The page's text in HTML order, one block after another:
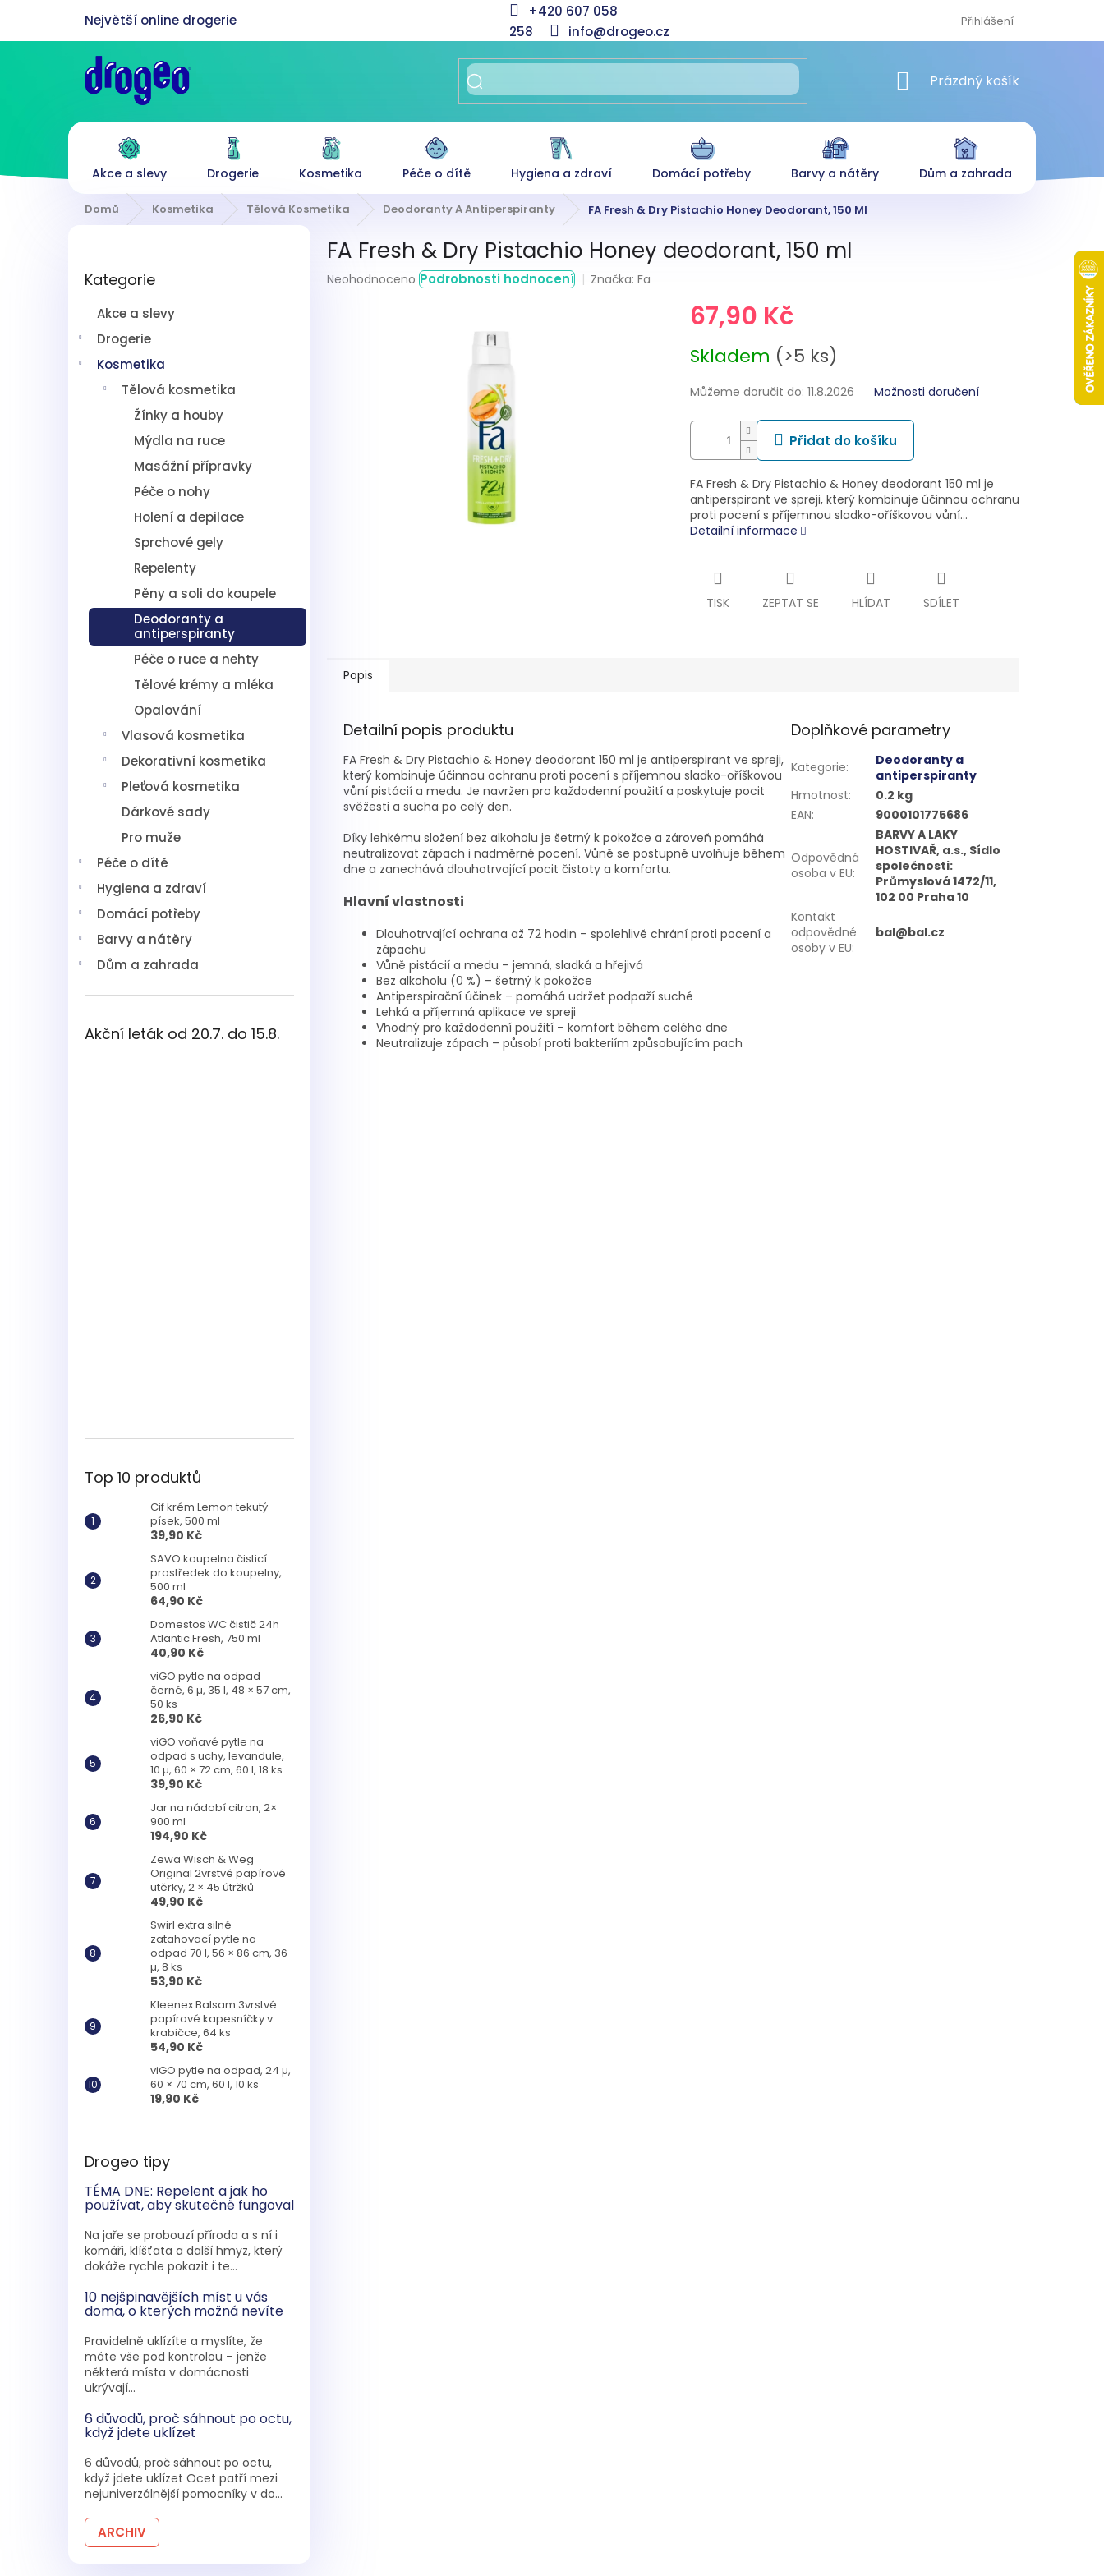
obsah
+420 607 058
258
info@drogeo.cz
Přihlášení
NÁKUPNÍ KOŠÍK
Prázdný košík
Akce a slevy Drogerie Kosmetika Péče o dítě Hygiena a zdraví Domácí potřeby Barvy a nátěry Dům a zahrada
Domů Kosmetika Tělová Kosmetika Deodoranty A Antiperspiranty FA Fresh & Dry Pistachio Honey Deodorant, 150 Ml
kategorie
Kategorie
Akce a slevy
Drogerie
Kosmetika
Tělová kosmetika
Žínky a houby
Mýdla na ruce
Masážní přípravky
Péče o nohy
Holení a depilace
Sprchové gely
Repelenty
Pěny a soli do koupele
Deodoranty a
antiperspiranty
Péče o ruce a nehty
Tělové krémy a mléka
Opalování
Vlasová kosmetika
Dekorativní kosmetika
Pleťová kosmetika
Dárkové sady
Pro muže
Péče o dítě
Hygiena a zdraví
Domácí potřeby
Barvy a nátěry
Dům a zahrada
Akční leták od 20.7. do 15.8.
Top 10 produktů
Cif krém Lemon tekutý
písek, 500 ml
39,90 Kč
SAVO koupelna čisticí
prostředek do koupelny,
500 ml
64,90 Kč
Domestos WC čistič 24h
Atlantic Fresh, 750 ml
40,90 Kč
viGO pytle na odpad
černé, 6 µ, 35 l, 48 × 57 cm,
50 ks
26,90 Kč
viGO voňavé pytle na
odpad s uchy, levandule,
10 µ, 60 × 72 cm, 60 l, 18 ks
39,90 Kč
Jar na nádobí citron, 2×
900 ml
194,90 Kč
Zewa Wisch & Weg
Original 2vrstvé papírové
utěrky, 2 × 45 útržků
49,90 Kč
Swirl extra silné
zatahovací pytle na
odpad 70 l, 56 × 86 cm, 36
µ, 8 ks
53,90 Kč
Kleenex Balsam 3vrstvé
papírové kapesníčky v
krabičce, 64 ks
54,90 Kč
viGO pytle na odpad, 24 µ,
60 × 70 cm, 60 l, 10 ks
19,90 Kč
Drogeo tipy
TÉMA DNE: Repelent a jak ho
používat, aby skutečně fungoval
Na jaře se probouzí příroda a s ní i
komáři, klíšťata a další hmyz, který
dokáže rychle pokazit i te...
10 nejšpinavějších míst u vás
doma, o kterých možná nevíte
Pravidelně uklízíte a myslíte, že
máte vše pod kontrolou – jenže
některá místa v domácnosti
ukrývají...
6 důvodů, proč sáhnout po octu,
když jdete uklízet
6 důvodů, proč sáhnout po octu,
když jdete uklízet Ocet patří mezi
nejuniverzálnější pomocníky v do...
ARCHIV
FA Fresh & Dry Pistachio Honey deodorant, 150 ml
Průměrné
Neohodnoceno Podrobnosti hodnocení Značka:Fa
67,90 Kč
cena:
Skladem (>5 ks)
Můžeme doručit do: 11.8.2026 Možnosti doručení
Přidat do košíku
FA Fresh & Dry Pistachio & Honey deodorant 150 ml je
antiperspirant ve spreji, který kombinuje účinnou ochranu
proti pocení s příjemnou sladko-oříškovou vůní…
Detailní informace
TISK ZEPTAT SE HLÍDAT SDÍLET
Popis
Detailní popis produktu
FA Fresh & Dry Pistachio & Honey deodorant 150 ml je antiperspirant ve spreji,
který kombinuje účinnou ochranu proti pocení s příjemnou sladko-oříškovou
vůní pistácií a medu. Je navržen pro každodenní použití a poskytuje pocit
svěžesti a sucha po celý den.
Díky lehkému složení bez alkoholu je šetrný k pokožce a zároveň pomáhá
neutralizovat zápach i nadměrné pocení. Vůně se postupně uvolňuje během
dne a zanechává dlouhotrvající pocit čistoty a komfortu.
Hlavní vlastnosti
Dlouhotrvající ochrana až 72 hodin – spolehlivě chrání proti pocení a
zápachu
Vůně pistácií a medu – jemná, sladká a hřejivá
Bez alkoholu (0 %) – šetrný k pokožce
Antiperspirační účinek – pomáhá udržet podpaží suché
Lehká a příjemná aplikace ve spreji
Vhodný pro každodenní použití – komfort během celého dne
Neutralizuje zápach – působí proti bakteriím způsobujícím pach
Doplňkové parametry
Kategorie:
Deodoranty a
antiperspiranty
Hmotnost:
0.2 kg
EAN: 9000101775686
Odpovědná
osoba v EU:
BARVY A LAKY
HOSTIVAŘ, a.s., Sídlo
společnosti:
Průmyslová 1472/11,
102 00 Praha 10
Kontakt
odpovědné
osoby v EU:
bal@bal.cz